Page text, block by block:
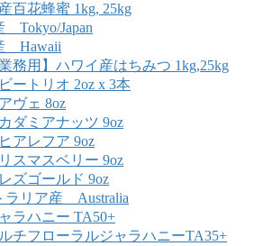
百花蜂蜜 1kg, 25kg
Tokyo/Japan
Hawaii
業務用】ハワイ産はちみつ 1kg,25kg
ートリオ 2oz x 3本
ヴェ 8oz
ダミアナッツ 9oz
アレフア 9oz
スマスベリー 9oz
ズゴールド 9oz
ラリア産 Australia
ラハニー TA50+
チフローラルジャラハニーTA35+